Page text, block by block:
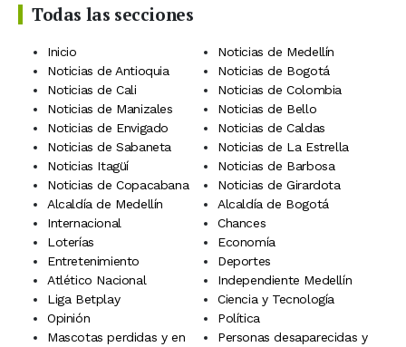
Todas las secciones
Inicio
Noticias de Medellín
Noticias de Antioquia
Noticias de Bogotá
Noticias de Cali
Noticias de Colombia
Noticias de Manizales
Noticias de Bello
Noticias de Envigado
Noticias de Caldas
Noticias de Sabaneta
Noticias de La Estrella
Noticias Itagüí
Noticias de Barbosa
Noticias de Copacabana
Noticias de Girardota
Alcaldía de Medellín
Alcaldía de Bogotá
Internacional
Chances
Loterías
Economía
Entretenimiento
Deportes
Atlético Nacional
Independiente Medellín
Liga Betplay
Ciencia y Tecnología
Opinión
Política
Mascotas perdidas y en
Personas desaparecidas y